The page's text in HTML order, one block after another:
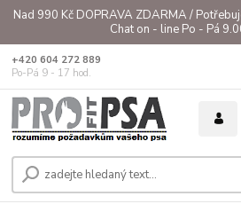
Nad 990 Kč DOPRAVA ZDARMA /
Chat on - line Po - Pá
+420 604 272 889
Po-Pá 9 - 17 hod.